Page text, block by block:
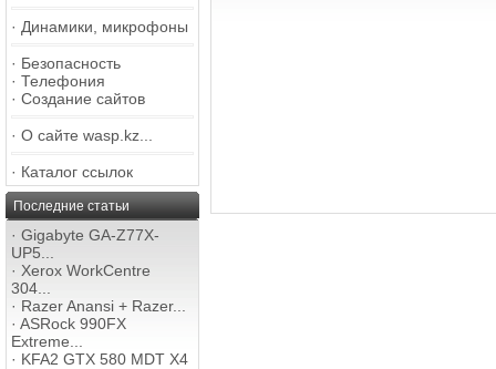
· Динамики, микрофоны
· Безопасность
· Телефония
· Создание сайтов
· О сайте wasp.kz...
· Каталог ссылок
Последние статьи
· Gigabyte GA-Z77X-
UP5...
· Xerox WorkCentre
304...
· Razer Anansi + Razer...
· ASRock 990FX
Extreme...
· KFA2 GTX 580 MDT X4